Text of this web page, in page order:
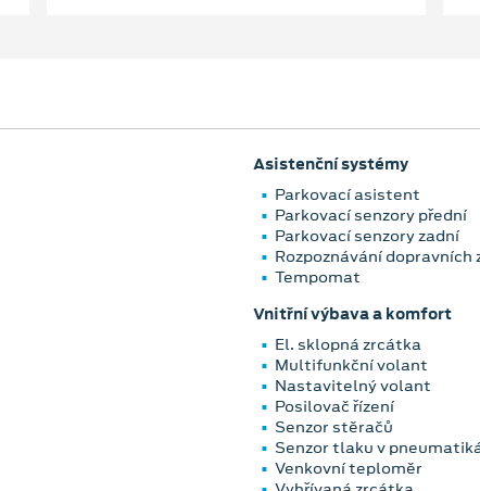
Asistenční systémy
Parkovací asistent
Parkovací senzory přední
Parkovací senzory zadní
Rozpoznávání dopravních
Tempomat
Vnitřní výbava a komfort
El. sklopná zrcátka
Multifunkční volant
Nastavitelný volant
Posilovač řízení
Senzor stěračů
Senzor tlaku v
Venkovní teploměr